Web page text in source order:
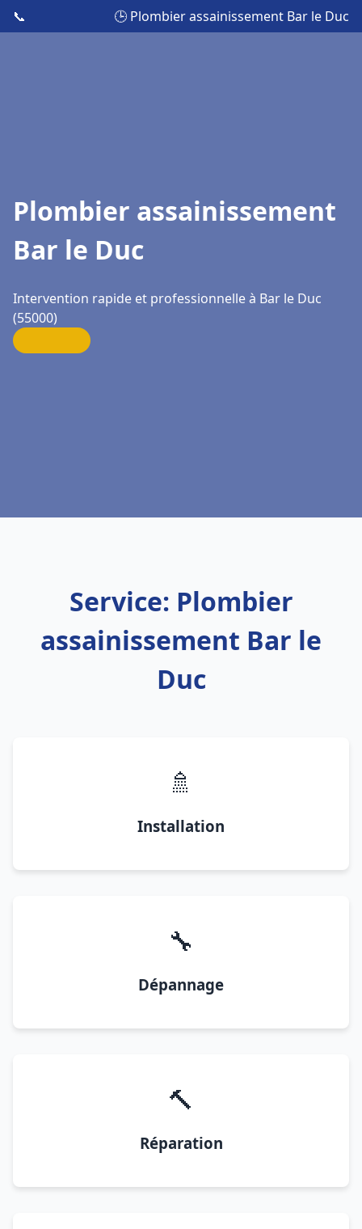
📞 🕒 Plombier assainissement Bar le Duc
Plombier assainissement
Bar le Duc
Intervention rapide et professionnelle à Bar le Duc
(55000)
Service: Plombier
assainissement Bar le
Duc
🚿
Installation
🔧
Dépannage
🔨
Réparation